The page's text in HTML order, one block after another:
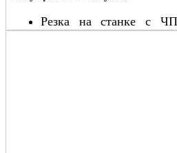
Резка на станке с
применить его для